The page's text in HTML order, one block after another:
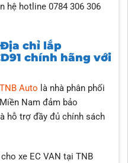
hệ hotline 0784 306 306
Địa chỉ lắp
chính hãng với
Auto là nhà phân phối
Nam đảm bảo
hỗ trợ đầy đủ chính sách
xe EC VAN tại TNB